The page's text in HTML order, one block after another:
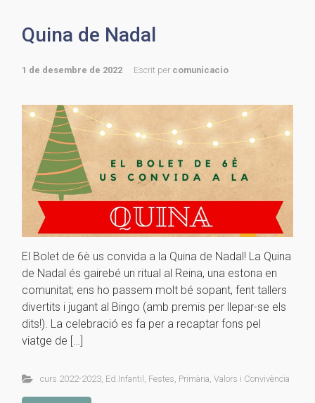
Quina de Nadal
1 de desembre de 2022 Escrit per comunicacio
El Bolet de 6è us convida a la Quina de Nadal! La Quina
de Nadal és gairebé un ritual al Reina, una estona en
comunitat; ens ho passem molt bé sopant, fent tallers
divertits i jugant al Bingo (amb premis per llepar-se els
dits!). La celebració es fa per a recaptar fons pel
viatge de […]
curs 2022-2023, Ed.Infantil Festes Primària Valors i Convivència